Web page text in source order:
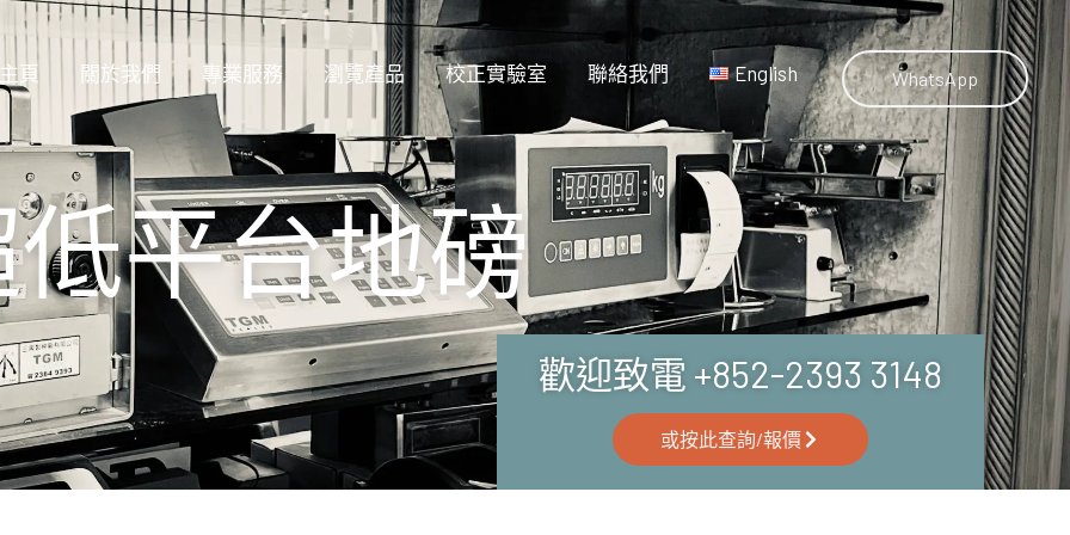
主頁 關於我們 專業服務 瀏覽產品 校正實驗室 聯絡我們 English WhatsApp
低平台地磅
歡迎致電 +852-2393 3148
或按此查詢/報價